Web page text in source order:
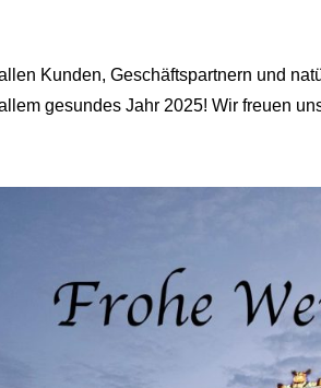
Kunden, Geschäftspartnern und
gesundes Jahr 2025! Wir freuen